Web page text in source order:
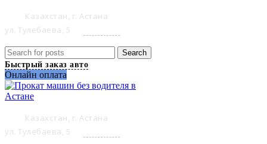
Казахстан, г. Астана
ул. Тулебаева, 5
Search
Быстрый заказ авто
Онлайн оплата
Казахстан, г. Астана
ул. Тулебаева, 5